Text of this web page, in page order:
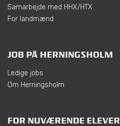
Samarbejde med HHX/HTX
For landmænd
JOB PÅ HERNINGSHOLM
Ledige jobs
Om Herningsholm
FOR NUVÆRENDE ELEVER